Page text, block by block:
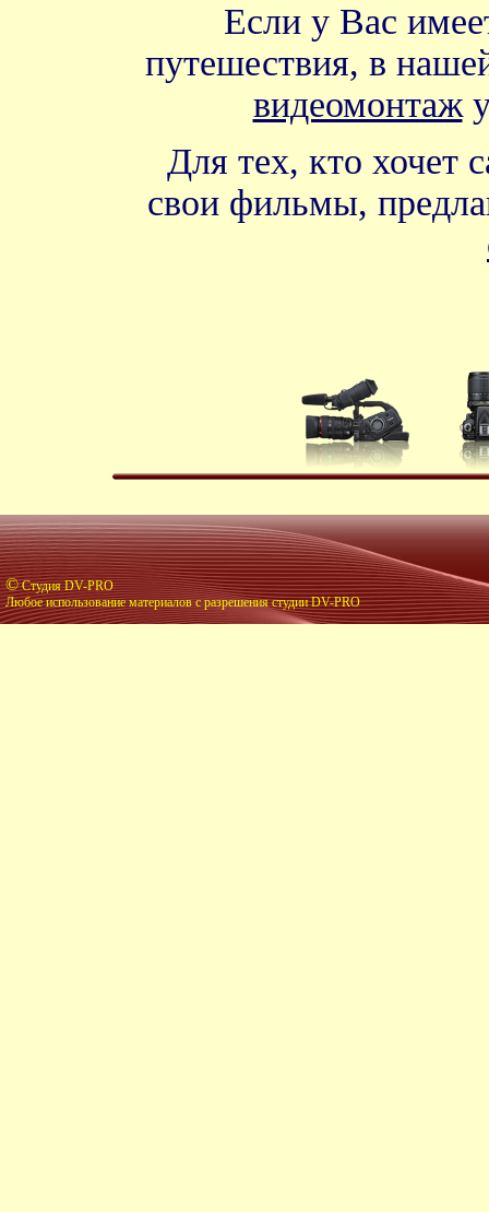
Если у Вас
путешествия, в
видеомонтаж
Для тех, кто хочет
свои фильмы,
©Студия DV-PRO
Любое использование материалов с разрешения студии DV-PRO